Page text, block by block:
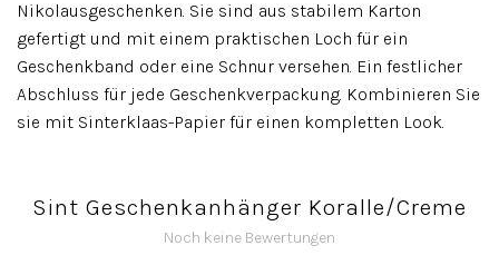
Nikolausgeschenken. Sie sind aus stabilem Karton
gefertigt und mit einem praktischen Loch für ein
Geschenkband oder eine Schnur versehen. Ein festlicher
Abschluss für jede Geschenkverpackung. Kombinieren Sie
sie mit Sinterklaas-Papier für einen kompletten Look.
Sint Geschenkanhänger Koralle/Creme
Noch keine Bewertungen